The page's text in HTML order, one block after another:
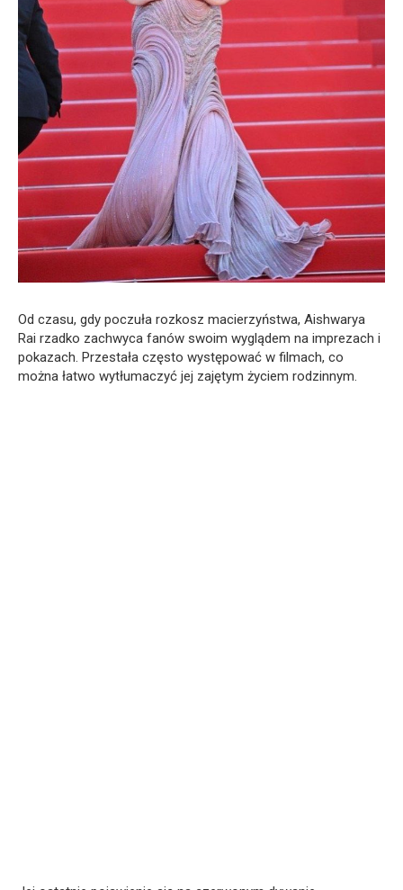
Od czasu, gdy poczuła rozkosz macierzyństwa, Aishwarya
Rai rzadko zachwyca fanów swoim wyglądem na imprezach i
pokazach. Przestała często występować w filmach, co
można łatwo wytłumaczyć jej zajętym życiem rodzinnym.